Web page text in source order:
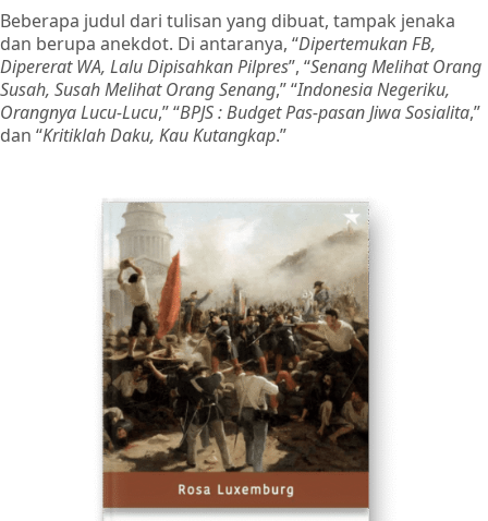
Beberapa judul dari tulisan yang dibuat, tampak jenaka
dan berupa anekdot. Di antaranya, “Dipertemukan FB,
Dipererat WA, Lalu Dipisahkan Pilpres”, “Senang Melihat Orang
Susah, Susah Melihat Orang Senang,” “Indonesia Negeriku,
Orangnya Lucu-Lucu,” “BPJS : Budget Pas-pasan Jiwa Sosialita,”
dan “Kritiklah Daku, Kau Kutangkap.”